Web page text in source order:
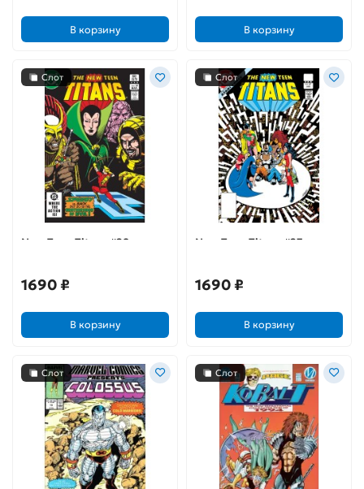
В корзину В корзину
Слот
New Teen Titans #29
1690 ₽
В корзину
Слот
New Teen Titans #27
1690 ₽
В корзину
Слот Слот